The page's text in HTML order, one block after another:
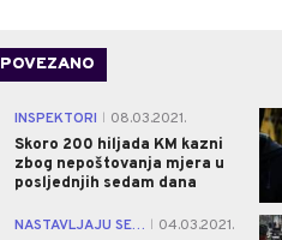
POVEZANO
INSPEKTORI
08.03.2021.
Skoro 200 hiljada KM kazni
zbog nepoštovanja mjera u
posljednjih sedam dana
NASTAVLJAJU SE POJAČANE KONTROLE
04.03.2021.